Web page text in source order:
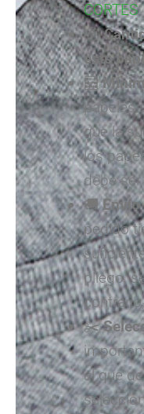
CORTES
📦
este
🧮
papeles
que la
los
debe
🚚Envío
pedido
pliego,
✂️
al que